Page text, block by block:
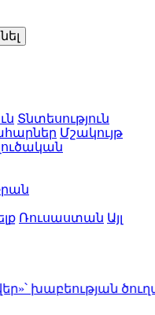
Տնտեսություն
Մշակույթ
Ռուսաստան Այլ